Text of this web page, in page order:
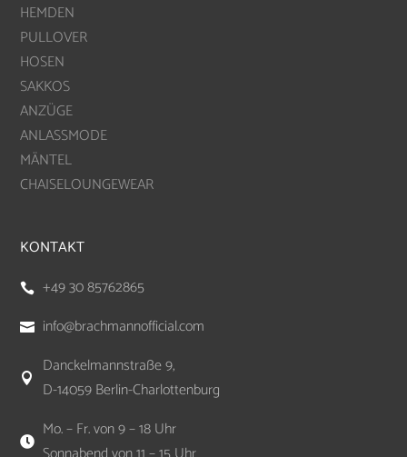
HEMDEN
PULLOVER
HOSEN
SAKKOS
ANZÜGE
ANLASSMODE
MÄNTEL
CHAISELOUNGEWEAR
KONTAKT
 +49 30 85762865
 info@brachmannofficial.com

Danckelmannstraße 9,
D-14059 Berlin-Charlottenburg

Mo. – Fr. von 9 – 18 Uhr